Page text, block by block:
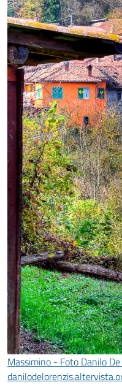
Massimino - Foto Danilo